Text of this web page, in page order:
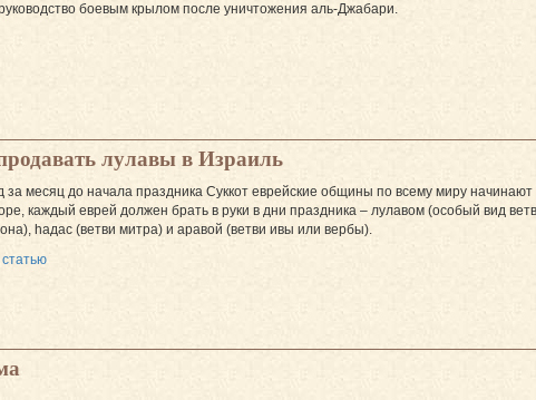
боевым крылом после уничтожения аль-Джабари.
лулавы в Израиль
за месяц до начала праздника Суккот еврейские общины по всему миру
каждый еврей должен брать в руки в дни праздника – лулавом (особый вид
hадас (ветви митра) и аравой (ветви ивы или вербы).